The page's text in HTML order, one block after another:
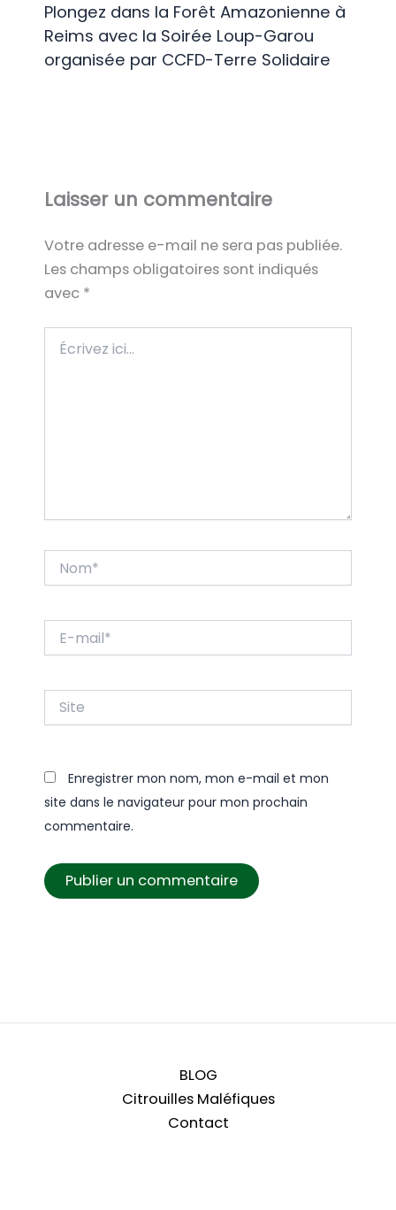
Plongez dans la Forêt Amazonienne à
Reims avec la Soirée Loup-Garou
organisée par CCFD-Terre Solidaire
Laisser un commentaire
Votre adresse e-mail ne sera pas publiée.
Les champs obligatoires sont indiqués
avec *
ici…
mail*
Enregistrer mon nom, mon e-mail et mon
site dans le navigateur pour mon prochain
commentaire.
BLOG
Citrouilles Maléfiques
Contact